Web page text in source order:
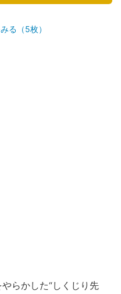
る（5枚）
らかした“しくじり先